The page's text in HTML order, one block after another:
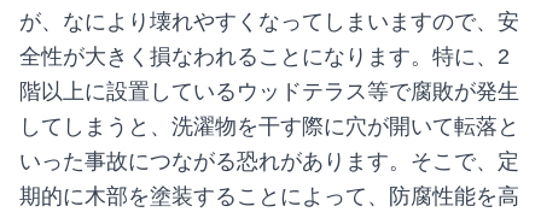
が、なにより壊れやすくなってしまいますので、安
全性が大きく損なわれることになります。特に、2
階以上に設置しているウッドテラス等で腐敗が発生
してしまうと、洗濯物を干す際に穴が開いて転落と
いった事故につながる恐れがあります。そこで、定
期的に木部を塗装することによって、防腐性能を高